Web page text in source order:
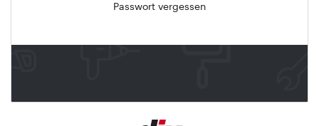
Passwort vergessen